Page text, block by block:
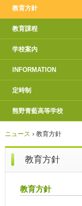
教育方針
教育課程
学校案内
INFORMATION
定時制
熊野青藍高等学校
ニュース › 教育方針
教育方針
教育方針